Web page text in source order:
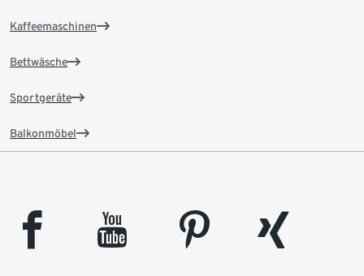
Kaffeemaschinen
Bettwäsche
Sportgeräte
Balkonmöbel
facebook youtube pinterest
xing